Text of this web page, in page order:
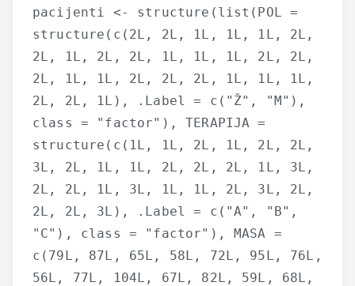
pacijenti <- structure(list(POL =
structure(c(2L, 2L, 1L, 1L, 1L, 2L,
2L, 1L, 2L, 2L, 1L, 1L, 1L, 2L, 2L,
2L, 1L, 1L, 2L, 2L, 2L, 1L, 1L, 1L,
2L, 2L, 1L), .Label = c("Ž", "M"),
class = "factor"), TERAPIJA =
structure(c(1L, 1L, 2L, 1L, 2L, 2L,
3L, 2L, 1L, 1L, 2L, 2L, 2L, 1L, 3L,
2L, 2L, 1L, 3L, 1L, 1L, 2L, 3L, 2L,
2L, 2L, 3L), .Label = c("A", "B",
"C"), class = "factor"), MASA =
c(79L, 87L, 65L, 58L, 72L, 95L, 76L,
56L, 77L, 104L, 67L, 82L, 59L, 68L,